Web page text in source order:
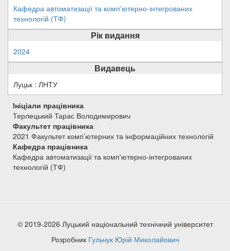
Кафедра автоматизації та комп'ютерно-інтегрованих
технологій (ТФ)
Рік видання
2024
Видавець
Луцьк : ЛНТУ
Ініціали працівника
Терлецький Тарас Володимирович
Факультет працівника
2021 Факультет комп’ютерних та інформаційних технологій
Кафедра працівника
Кафедра автоматизації та комп'ютерно-інтегрованих
технологій (ТФ)
© 2019-2026 Луцький національний технічний університет
Розробник Гульчук Юрій Миколайович